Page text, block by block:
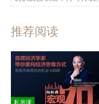
推荐阅读
私房课